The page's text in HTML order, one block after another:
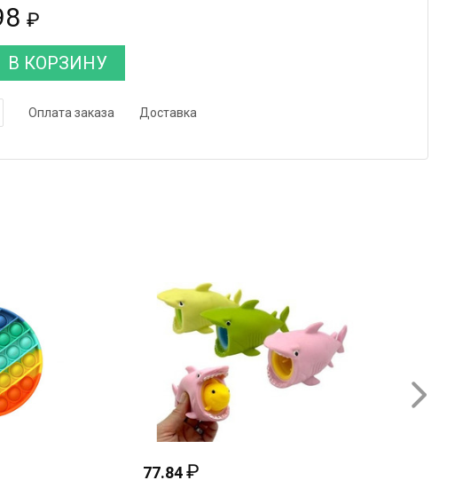
₽
В КОРЗИНУ
Оплата заказа Доставка
77.84₽